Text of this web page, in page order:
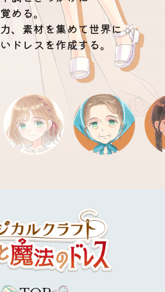
める。
、素材を集めて世界に
ドレスを作成する。